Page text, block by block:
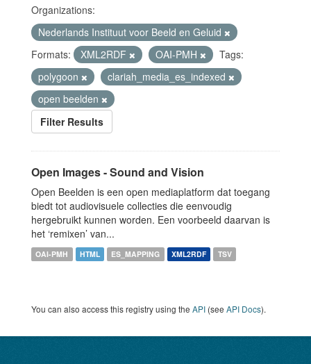
Organizations:
Nederlands Instituut voor Beeld en Geluid
Formats:
XML2RDF OAI-PMH
Tags:
polygoon
clariah_media_es_indexed
open beelden
Filter Results
Open Images - Sound and Vision
Open Beelden is een open mediaplatform dat toegang
biedt tot audiovisuele collecties die eenvoudig
hergebruikt kunnen worden. Een voorbeeld daarvan is
het ‘remixen’ van...
OAI-PMH HTML ES_MAPPING XML2RDF TSV
You can also access this registry using the API (see API Docs).